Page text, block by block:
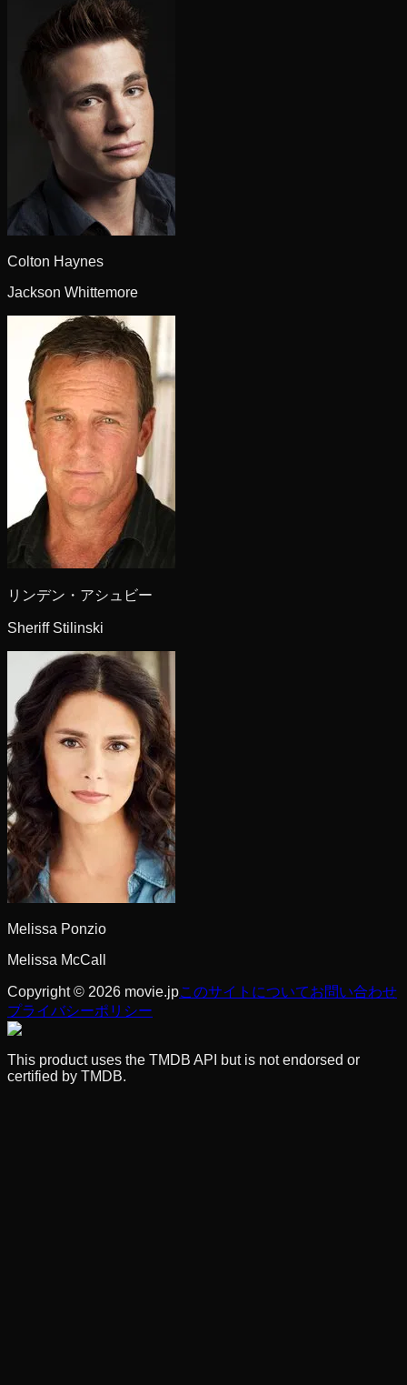
Colton Haynes
Jackson Whittemore
リンデン・アシュビー
Sheriff Stilinski
Melissa Ponzio
Melissa McCall
Copyright © 2026 movie.jpこのサイトについてお問い合わせ
プライバシーポリシー
This product uses the TMDB API but is not endorsed or
certified by TMDB.